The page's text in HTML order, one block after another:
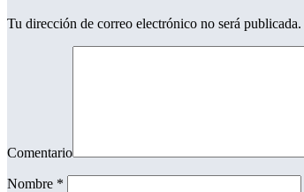
Tu dirección de correo electrónico no será publicada.
Comentario
Nombre *